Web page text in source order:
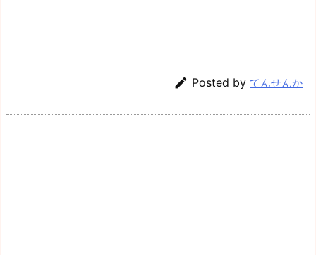
 Posted by てんせんか